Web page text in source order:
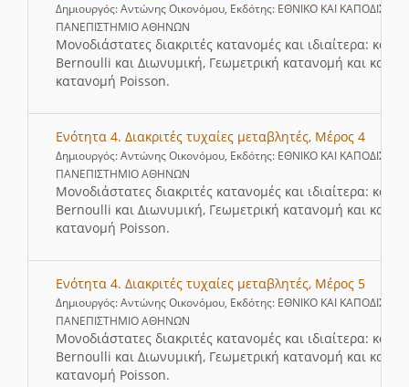
Δημιουργός: Αντώνης Οικονόμου, Εκδότης: ΕΘΝΙΚΟ ΚΑΙ
ΠΑΝΕΠΙΣΤΗΜΙΟ ΑΘΗΝΩΝ
Μονοδιάστατες διακριτές κατανομές και ιδιαίτερα:
Bernoulli και Διωνυμική, Γεωμετρική κατανομή και
κατανομή Poisson.
Ενότητα 4. Διακριτές τυχαίες μεταβλητές, Μέρος 4
Δημιουργός: Αντώνης Οικονόμου, Εκδότης: ΕΘΝΙΚΟ ΚΑΙ
ΠΑΝΕΠΙΣΤΗΜΙΟ ΑΘΗΝΩΝ
Μονοδιάστατες διακριτές κατανομές και ιδιαίτερα:
Bernoulli και Διωνυμική, Γεωμετρική κατανομή και
κατανομή Poisson.
Ενότητα 4. Διακριτές τυχαίες μεταβλητές, Μέρος 5
Δημιουργός: Αντώνης Οικονόμου, Εκδότης: ΕΘΝΙΚΟ ΚΑΙ
ΠΑΝΕΠΙΣΤΗΜΙΟ ΑΘΗΝΩΝ
Μονοδιάστατες διακριτές κατανομές και ιδιαίτερα:
Bernoulli και Διωνυμική, Γεωμετρική κατανομή και
κατανομή Poisson.